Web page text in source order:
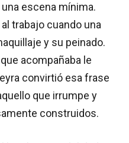
escena mínima.
trabajo cuando una
y su peinado.
acompañaba le
convirtió esa frase
que irrumpe y
construidos.